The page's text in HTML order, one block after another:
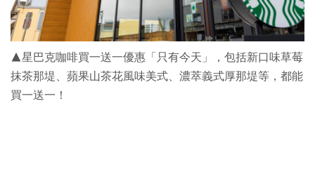
▲星巴克咖啡買一送一優惠「只有今天」，包括新口味草莓
抹茶那堤、蘋果山茶花風味美式、濃萃義式厚那堤等，都能
買一送一！